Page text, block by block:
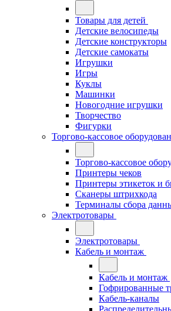
Товары для детей
Детские велосипеды
Детские конструкторы
Детские самокаты
Игрушки
Игры
Куклы
Машинки
Новогодние игрушки
Творчество
Фигурки
Торгово-кассовое
Торгово-кассовое
Принтеры чеков
Принтеры этикеток и
Сканеры штрихкода
Терминалы сбора
Электротовары
Электротовары
Кабель и монтаж
Кабель и монтаж
Гофрированные
Кабель-каналы